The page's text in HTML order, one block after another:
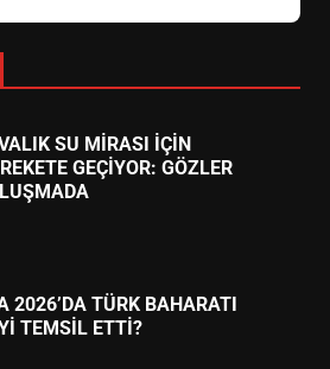
SU MİRASI İÇİN
GEÇİYOR: GÖZLER
2026’DA TÜRK BAHARATI
TEMSİL ETTİ?
KRİTİK ATAMA: